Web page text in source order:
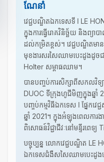
ណែនាំ
វេជ្ជបណ្ឌិតឯកទេសទី I LE
ក្នុងការធ្វើរោគវិនិច្ឆ័យ និងព្
ដល់កម្រិតខ្ពស់។ វេជ្ជបណ្ឌិតមា
មុខងារសរសៃឈាមបេះដូងដូច
Holter សម្ពាធឈាម។
បានបញ្ចប់ការសិក្សាពីសកលវិទ្
DUOC ទីក្រុងហូជីមិញក្នុងឆ្នាំ
បញ្ចប់កម្មវិធីឯកទេស I ផ្នែកវេជ្
ឆ្នាំ 2021។ ក្នុងអំឡុងពេលការ
ពិសោធន៍វិជ្ជាជីវៈនៅមន្ទីរពេទ្
បច្ចុប្បន្ន លោកវេជ្ជបណ្ឌិត LE
ឯកទេសជំងឺសសៃឈាមបេះដូងន